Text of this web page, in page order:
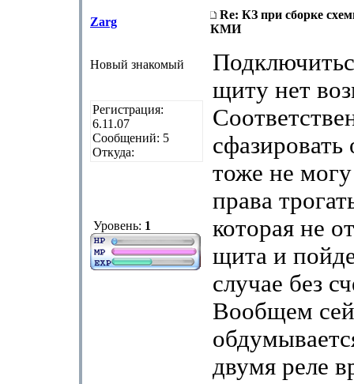
Zarg
Re: КЗ при сборке
КМИ
Новый знакомый
Регистрация:
6.11.07
Сообщений: 5
Откуда:
Уровень: 1
щиту нет
тоже не
права
которая не
щита и
случае без
Вообщем
двумя реле